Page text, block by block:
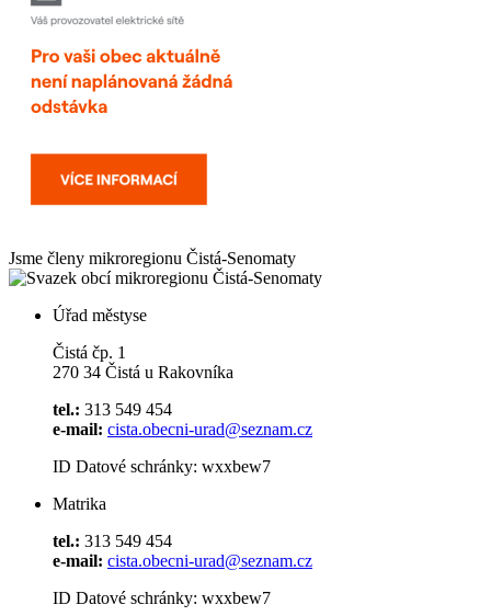
Jsme členy mikroregionu Čistá-Senomaty
Úřad městyse
Čistá čp. 1
270 34 Čistá u Rakovníka
tel.: 313 549 454
e-mail: cista.obecni-urad@seznam.cz
ID Datové schránky: wxxbew7
Matrika
tel.: 313 549 454
e-mail: cista.obecni-urad@seznam.cz
ID Datové schránky: wxxbew7